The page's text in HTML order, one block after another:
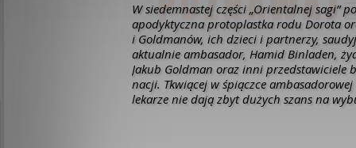
W siedemnastej części „Orientalnej sagi”
apodyktyczna protoplastka rodu Dorota
i Goldmanów, ich dzieci i partnerzy,
aktualnie ambasador, Hamid Binladen,
Jakub Goldman oraz inni przedstawiciele
nacji. Tkwiącej w śpiączce
lekarze nie dają zbyt dużych szans na